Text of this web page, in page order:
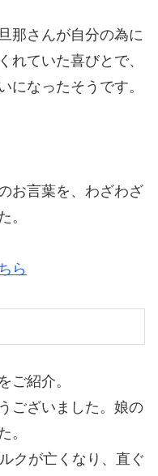
那さんが自分の為に
れていた喜びとで、
になったそうです。
お言葉を、わざわざ
。
ら
ご紹介。
ございました。娘の
。
クが亡くなり、直ぐ